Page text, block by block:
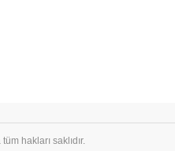
hakları saklıdır.